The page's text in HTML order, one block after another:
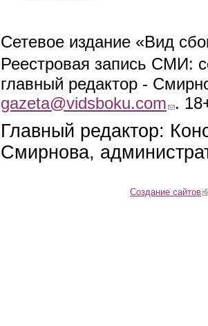
Сетевое издание «Вид
Реестровая запись СМИ:
главный редактор -
gazeta@vidsboku.com (link sends e-
.
Главный редактор:
Смирнова,
Создание сайтов